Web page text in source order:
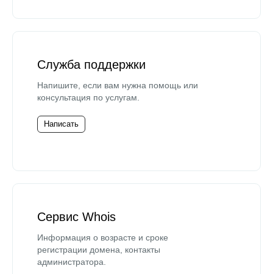
Служба поддержки
Напишите, если вам нужна помощь или
консультация по услугам.
Написать
Сервис Whois
Информация о возрасте и сроке
регистрации домена, контакты
администратора.